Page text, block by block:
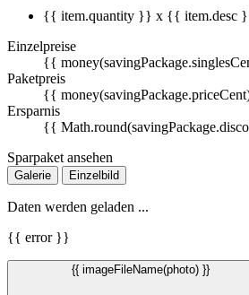
{{ item.quantity }} x {{ item.desc
Einzelpreise
{{
Paketpreis
{{
Ersparnis
{{
Sparpaket ansehen
Galerie Einzelbild
Daten werden geladen ...
{{ error }}
{{ imageFileName(photo) }}